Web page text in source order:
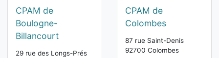
CPAM de
Boulogne-
Billancourt
29 rue des Longs-Prés
CPAM de
Colombes
87 rue Saint-Denis
92700 Colombes